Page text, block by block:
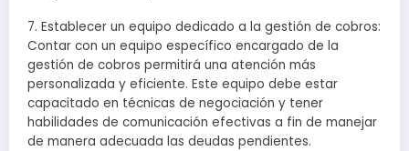
7. Establecer un equipo dedicado a la gestión de cobros:
Contar con un equipo específico encargado de la
gestión de cobros permitirá una atención más
personalizada y eficiente. Este equipo debe estar
capacitado en técnicas de negociación y tener
habilidades de comunicación efectivas a fin de manejar
de manera adecuada las deudas pendientes.